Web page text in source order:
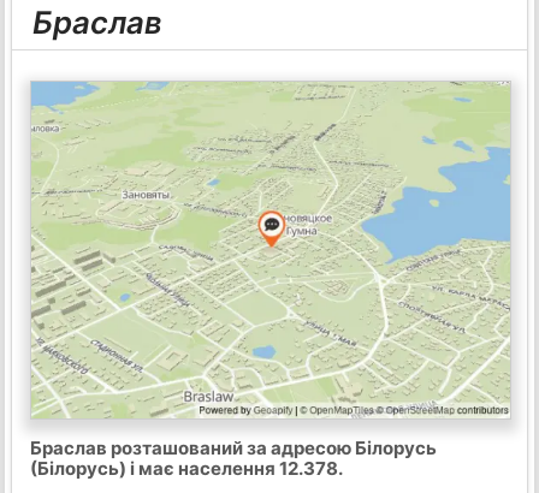
Браслав
Браслав розташований за адресою Білорусь
(Білорусь) і має населення 12.378.